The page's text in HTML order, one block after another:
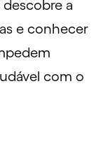
a
e conhecer
com o